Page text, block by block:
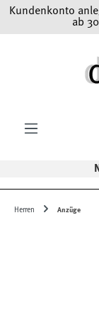
Zum Hauptinhalt
Kundenkonto
ab
Herren Anzüge